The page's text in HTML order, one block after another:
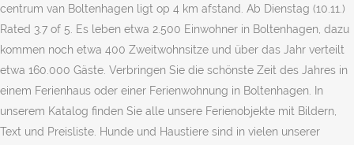
centrum van Boltenhagen ligt op 4 km afstand. Ab Dienstag (10.11.)
Rated 3.7 of 5. Es leben etwa 2.500 Einwohner in Boltenhagen, dazu
kommen noch etwa 400 Zweitwohnsitze und über das Jahr verteilt
etwa 160.000 Gäste. Verbringen Sie die schönste Zeit des Jahres in
einem Ferienhaus oder einer Ferienwohnung in Boltenhagen. In
unserem Katalog finden Sie alle unsere Ferienobjekte mit Bildern,
Text und Preisliste. Hunde und Haustiere sind in vielen unserer